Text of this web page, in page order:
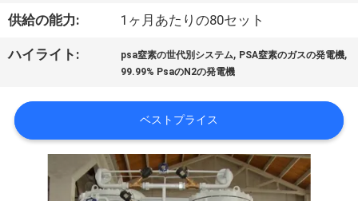
工
場
学
供給の能力: 1ヶ月あたりの80セット
ハイライト: psa窒素の世代別システム, PSA窒素のガスの発電機,
99.99% PsaのN2の発電機
ベストプライス